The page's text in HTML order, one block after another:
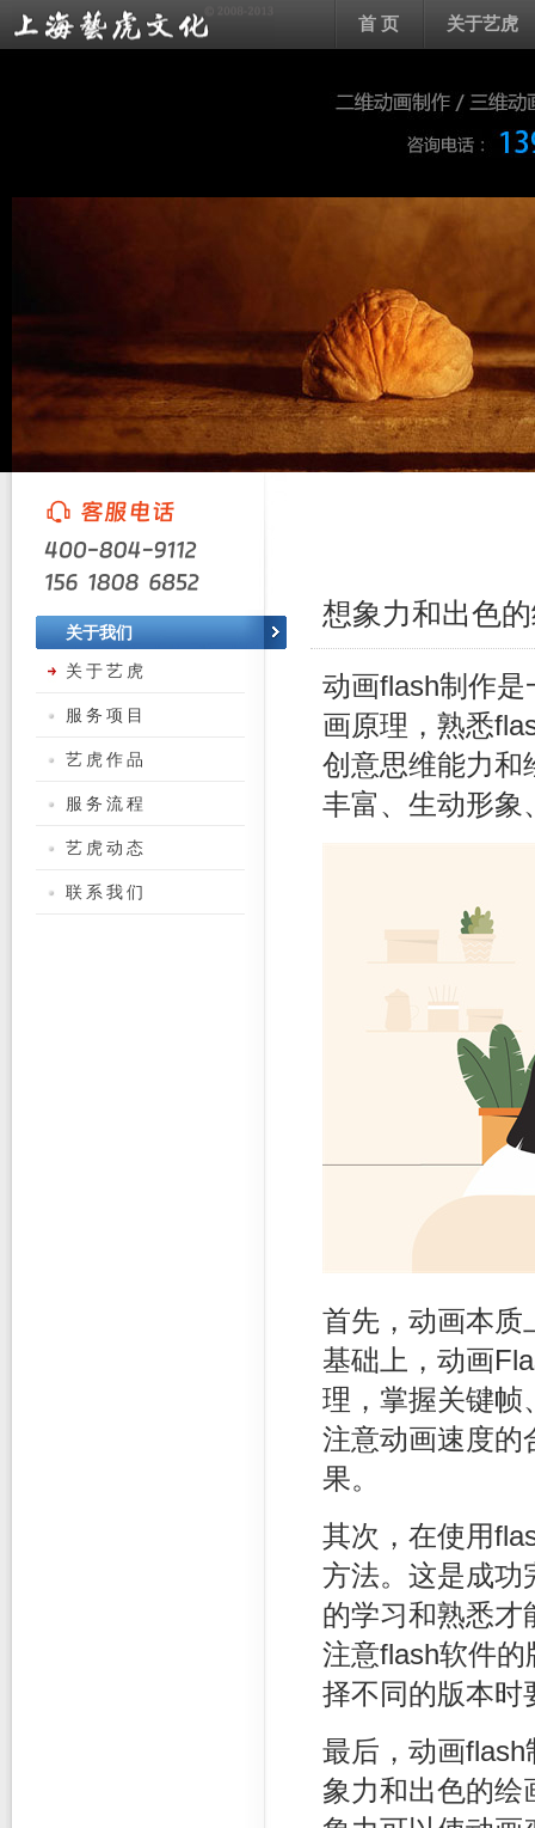
首 页 关于艺虎
想象力和出色
动画flash制作
画原理，熟悉
创意思维能力和
丰富、生动形象
首先，动画本质
基础上，动画
理，掌握关键帧
注意动画速度的
果。
其次，在使用
方法。这是成功
的学习和熟悉才
注意flash软件
择不同的版本时
最后，动画
象力和出色的绘
关于我们
关于艺虎
服务项目
艺虎作品
服务流程
艺虎动态
联系我们